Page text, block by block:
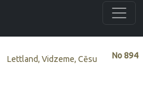
No894
Lettland, Vidzeme, Cēsu